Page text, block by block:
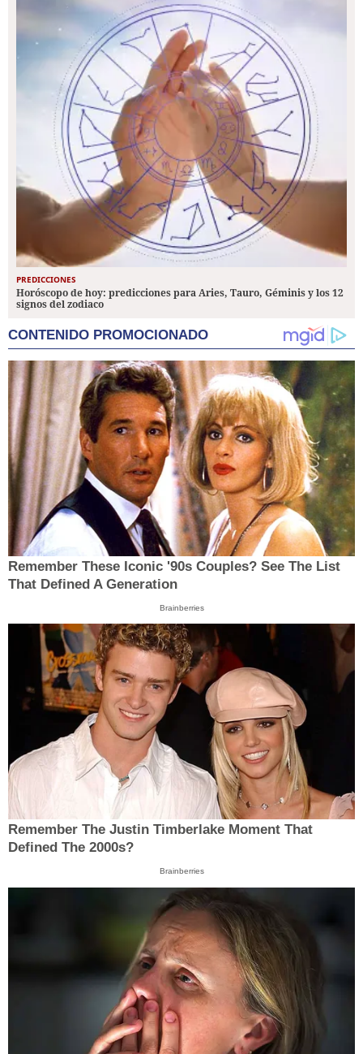
PREDICCIONES
Horóscopo de hoy: predicciones para Aries, Tauro, Géminis y los 12
signos del zodiaco
CONTENIDO PROMOCIONADO
Remember These Iconic '90s Couples? See The List
That Defined A Generation
Brainberries
Remember The Justin Timberlake Moment That
Defined The 2000s?
Brainberries